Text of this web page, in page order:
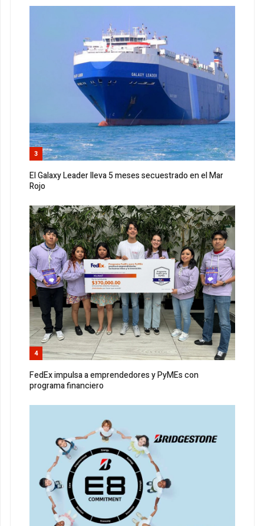
3
El Galaxy Leader lleva 5 meses secuestrado en el Mar
Rojo
4
FedEx impulsa a emprendedores y PyMEs con
programa financiero